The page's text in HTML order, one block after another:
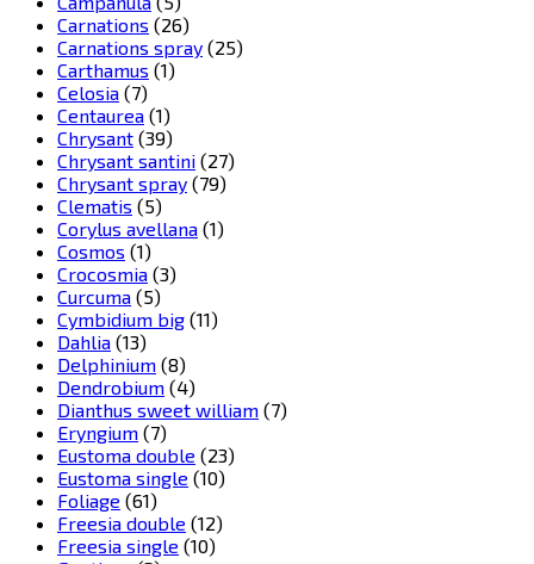
Carnations (26)
Carnations spray (25)
Carthamus (1)
Celosia (7)
Centaurea (1)
Chrysant (39)
Chrysant santini (27)
Chrysant spray (79)
Clematis (5)
Corylus avellana (1)
Cosmos (1)
Crocosmia (3)
Curcuma (5)
Cymbidium big (11)
Dahlia (13)
Delphinium (8)
Dendrobium (4)
Dianthus sweet william (7)
Eryngium (7)
Eustoma double (23)
Eustoma single (10)
Foliage (61)
Freesia double (12)
Freesia single (10)